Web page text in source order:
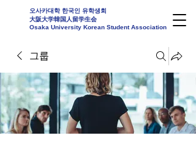
오사카대학 한국인 유학생회
大阪大学韓国人留学生会
Osaka University Korean Student Association
그룹